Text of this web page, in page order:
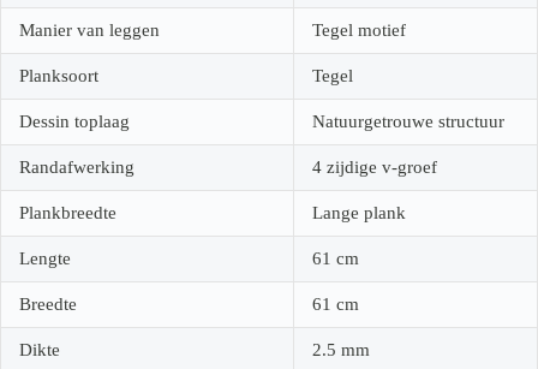
Manier van leggen Tegel motief
Planksoort Tegel
Dessin toplaag Natuurgetrouwe structuur
Randafwerking 4 zijdige v-groef
Plankbreedte Lange plank
Lengte 61 cm
Breedte 61 cm
Dikte 2.5 mm